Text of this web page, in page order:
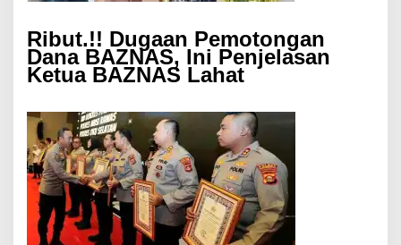
Ribut.!! Dugaan Pemotongan
Dana BAZNAS, Ini Penjelasan
Ketua BAZNAS Lahat